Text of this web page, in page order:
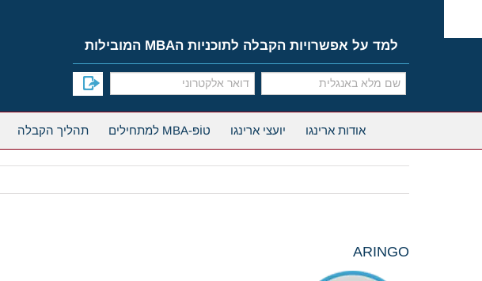
content
למד על אפשרויות הקבלה לתוכניות הMBA המובילות
אודות ארינגו יועצי ארינגו טוֹפּ-MBA למתחילים תהליך הקבלה
ARINGO